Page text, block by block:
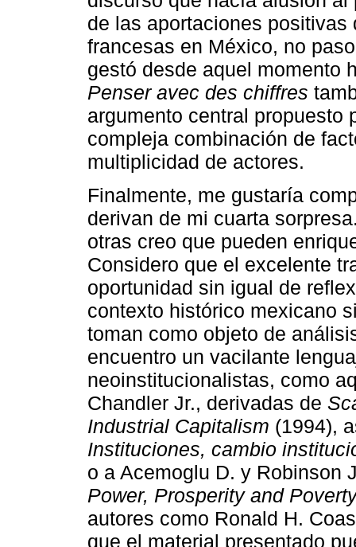
de las aportaciones
francesas en México, no
gestó desde aquel momento
Penser avec des chiffres
argumento central propuesto
compleja combinación de
multiplicidad de actores.
Finalmente, me gustaría
derivan de mi cuarta
otras creo que pueden
Considero que el excelente
oportunidad sin igual de
contexto histórico mexicano
toman como objeto de
encuentro un vacilante
neoinstitucionalistas, como
Chandler Jr., derivadas de
Industrial Capitalism (1994),
Instituciones, cambio
o a Acemoglu D. y Robinson
Power, Prosperity and
autores como Ronald H.
que el material presentado